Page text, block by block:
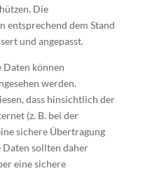
Die
entsprechend dem Stand
und angepasst.
Daten können
werden.
dass hinsichtlich der
(z. B. bei der
sichere Übertragung
sollten daher
eine sichere